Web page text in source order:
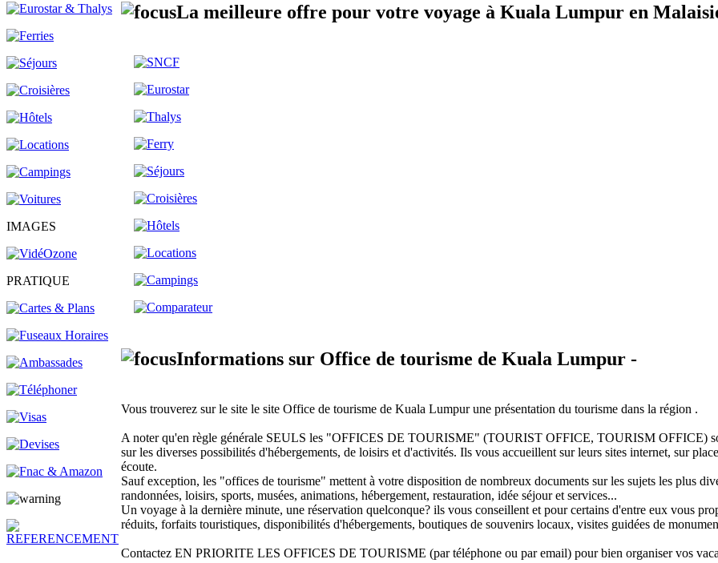
IMAGES
PRATIQUE
La meilleure offre pour votre voyage à Kuala Lumpur en
Informations sur Office de tourisme de Kuala Lumpur -
Vous trouverez sur le site le site Office de tourisme de Kuala Lumpur une présentation du tourisme dans la région .
A noter qu'en règle générale SEULS les "OFFICES DE TOURISME" (TOURIST OFFICE, TOURISM OFFICE)
sur les diverses possibilités d'hébergements, de loisirs et d'activités. Ils vous accueillent sur leurs sites internet, sur
écoute.
Sauf exception, les "offices de tourisme" mettent à votre disposition de nombreux documents sur les sujets les plus
randonnées, loisirs, sports, musées, animations, hébergement, restauration, idée séjour et services...
Un voyage à la dernière minute, une réservation quelconque? ils vous conseillent et pour certains d'entre eux vous
réduits, forfaits touristiques, disponibilités d'hébergements, boutiques de souvenirs locaux, visites guidées de
Contactez EN PRIORITE LES OFFICES DE TOURISME (par téléphone ou par email) pour bien organiser vos